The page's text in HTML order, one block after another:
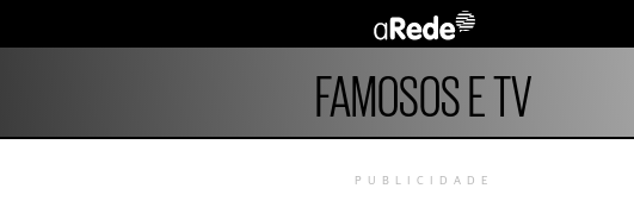
FAMOSOS E TV
PUBLICIDADE